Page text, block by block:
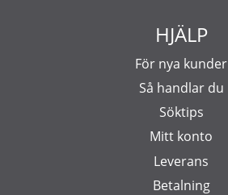
HJÄLP
För nya kunder
Så handlar du
Söktips
Mitt konto
Leverans
Betalning